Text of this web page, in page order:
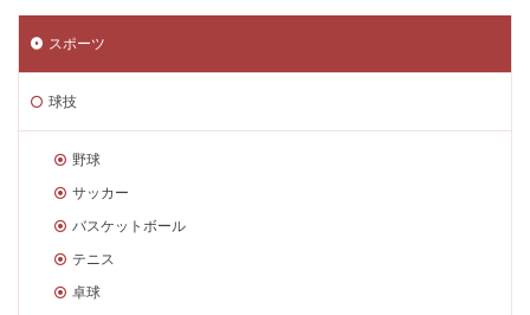
スポーツ
球技
野球
サッカー
バスケットボール
テニス
卓球